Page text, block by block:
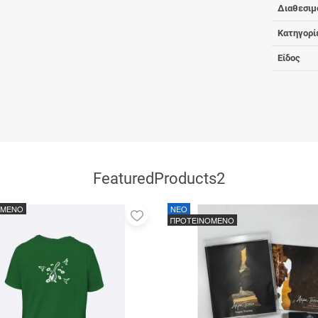
Είδος
FeaturedProducts2
Προσθήκη
αγαπημένα
NEO
ΠΡΟΤΕΙΝΟΜΕΝΟ